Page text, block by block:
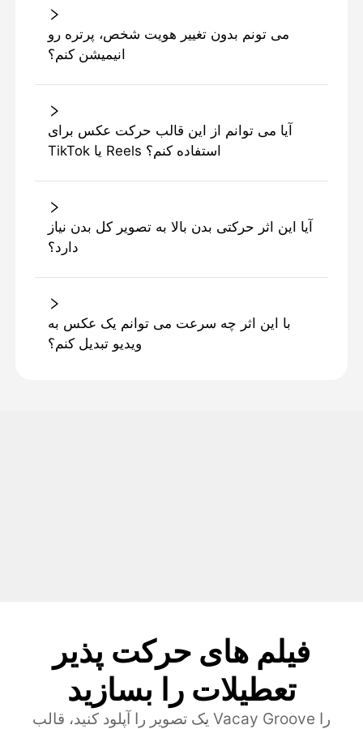
می تونم بدون تغییر هویت شخص، پرتره رو
انیمیشن کنم؟
آیا می توانم از این قالب حرکت عکس برای
TikTok یا Reels استفاده کنم؟
آیا این اثر حرکتی بدن بالا به تصویر کل بدن نیاز
دارد؟
با این اثر چه سرعت می توانم یک عکس به
ویدیو تبدیل کنم؟
فیلم های حرکت پذیر
تعطیلات را بسازید
یک تصویر را آپلود کنید، قالب Vacay Groove را